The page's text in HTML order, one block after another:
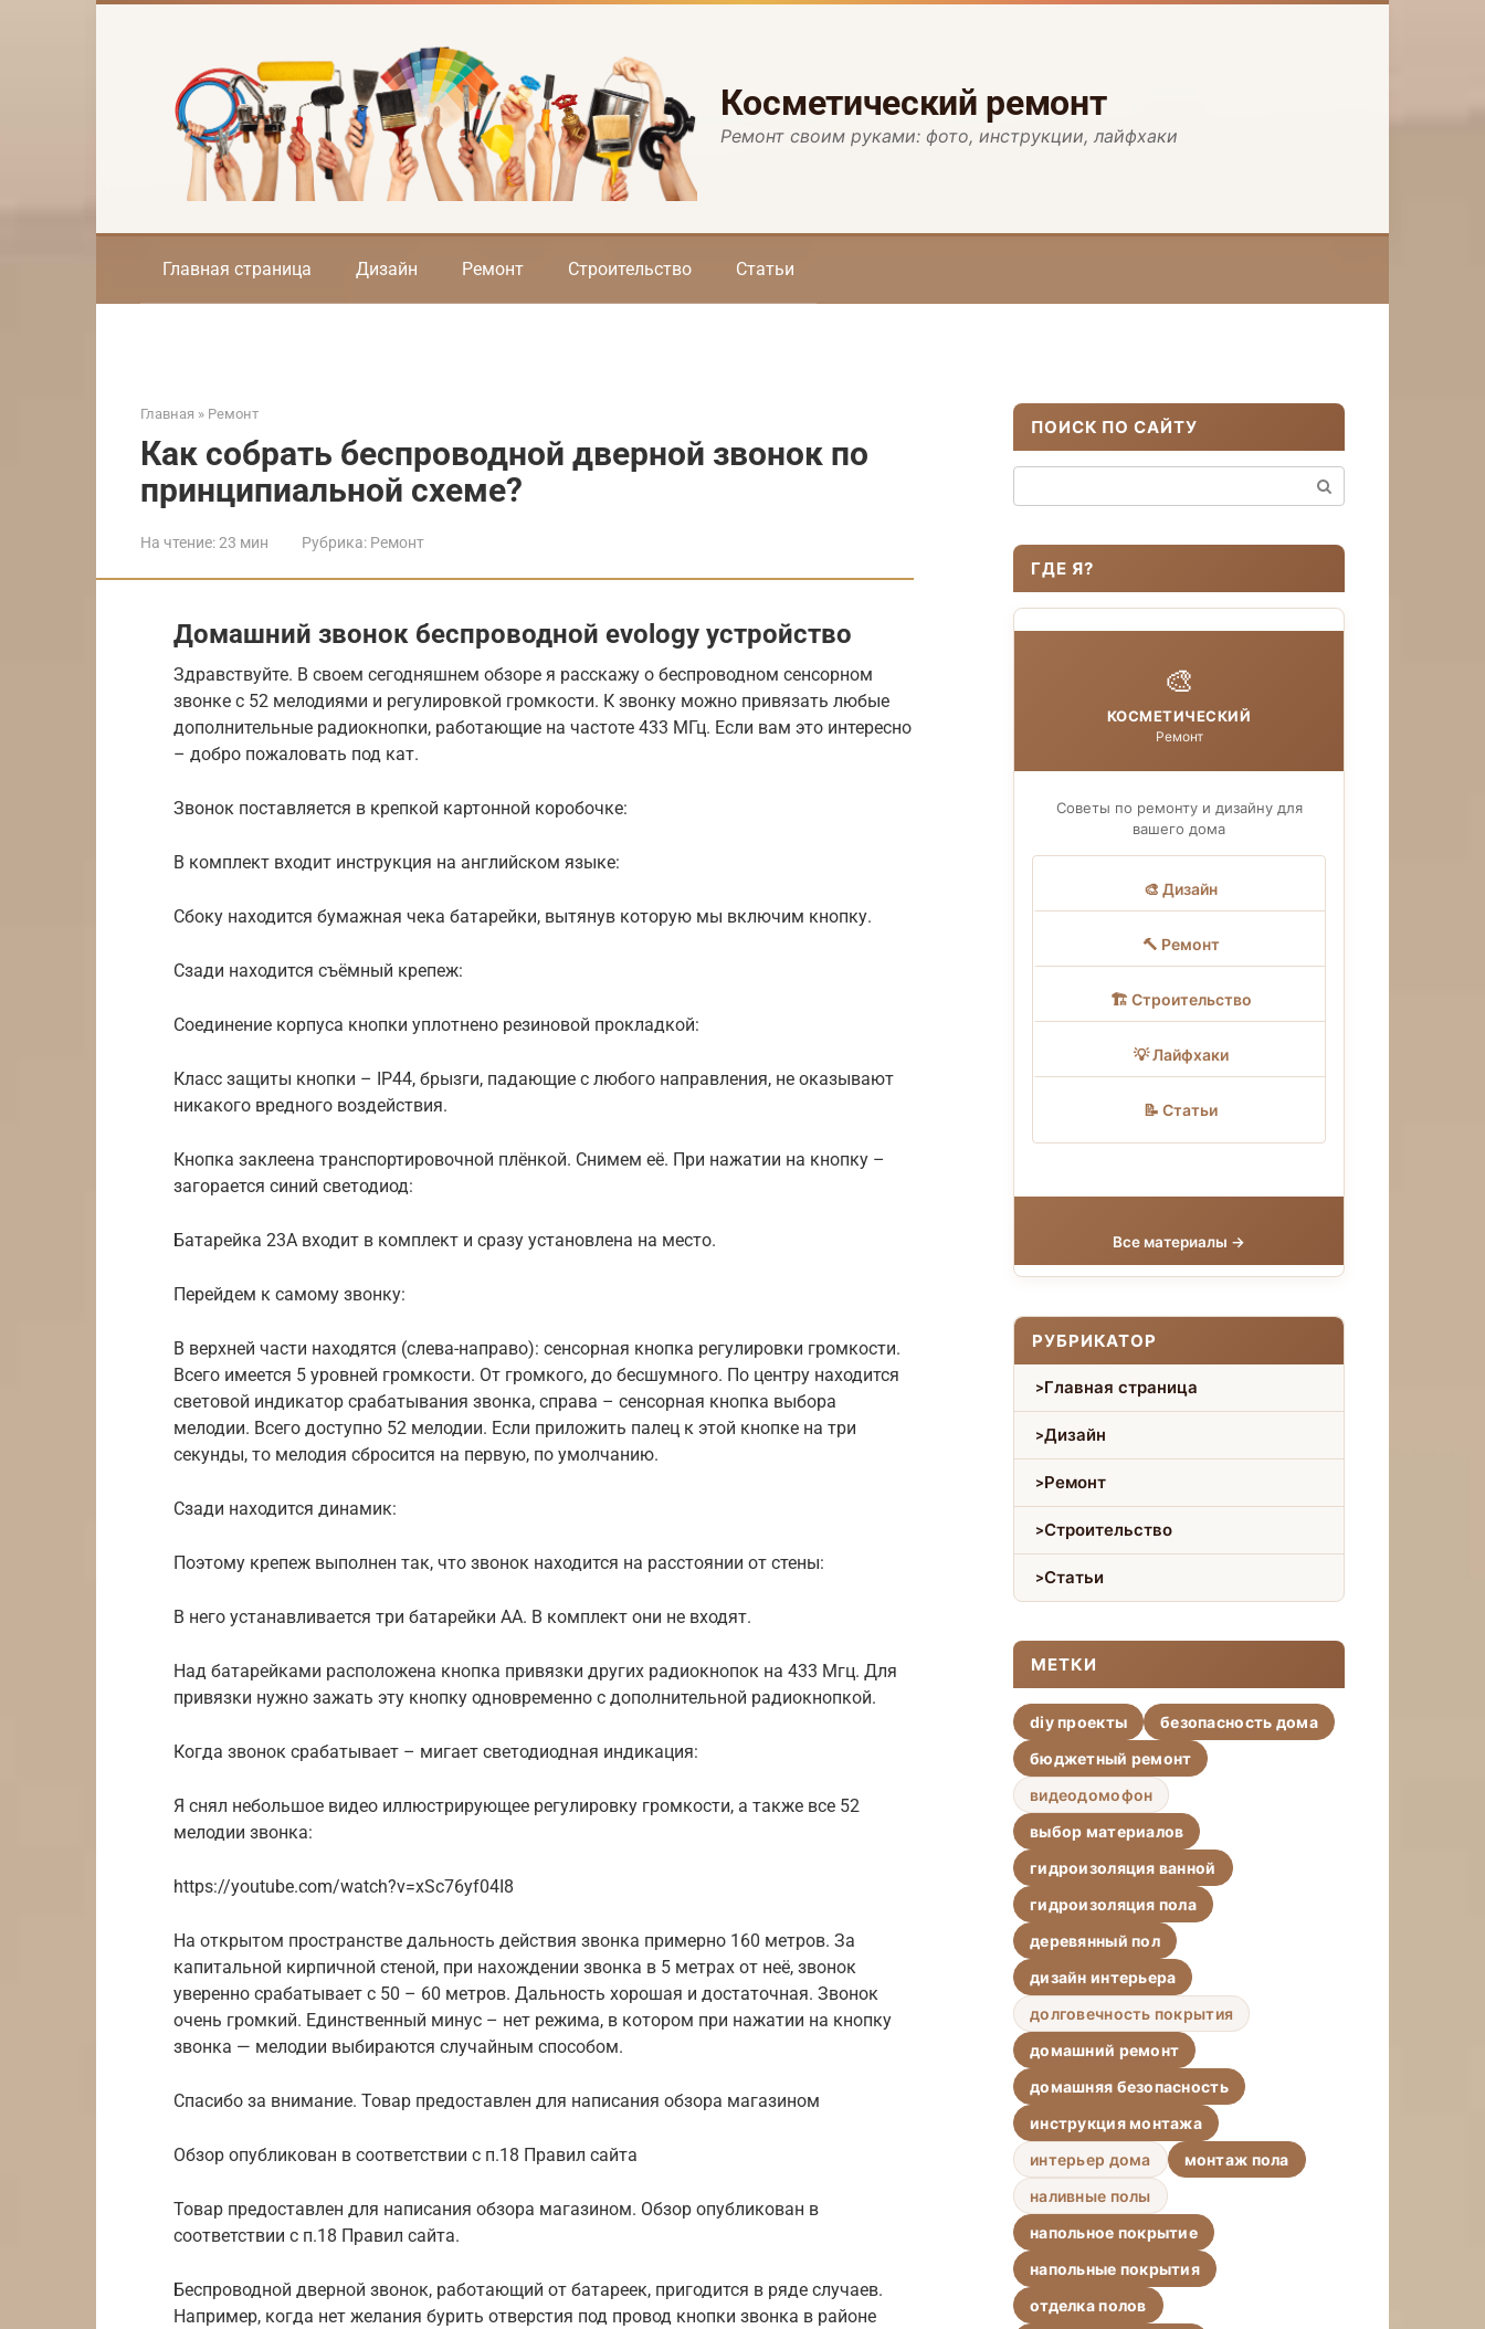
Косметический ремонт
Ремонт своим руками: фото, инструкции, лайфхаки
Главная страница Дизайн Ремонт Строительство Статьи
Главная » Ремонт
Как собрать беспроводной дверной звонок по
принципиальной схеме?
На чтение:23 мин Рубрика: Ремонт
Домашний звонок беспроводной evology устройство
Здравствуйте. В своем сегодняшнем обзоре я расскажу о беспроводном сенсорном
звонке с 52 мелодиями и регулировкой громкости. К звонку можно привязать любые
дополнительные радиокнопки, работающие на частоте 433 МГц. Если вам это интересно
– добро пожаловать под кат.
Звонок поставляется в крепкой картонной коробочке:
В комплект входит инструкция на английском языке:
Сбоку находится бумажная чека батарейки, вытянув которую мы включим кнопку.
Сзади находится съёмный крепеж:
Соединение корпуса кнопки уплотнено резиновой прокладкой:
Класс защиты кнопки – IP44, брызги, падающие с любого направления, не оказывают
никакого вредного воздействия.
Кнопка заклеена транспортировочной плёнкой. Снимем её. При нажатии на кнопку –
загорается синий светодиод:
Батарейка 23А входит в комплект и сразу установлена на место.
Перейдем к самому звонку:
В верхней части находятся (слева-направо): сенсорная кнопка регулировки громкости.
Всего имеется 5 уровней громкости. От громкого, до бесшумного. По центру находится
световой индикатор срабатывания звонка, справа – сенсорная кнопка выбора
мелодии. Всего доступно 52 мелодии. Если приложить палец к этой кнопке на три
секунды, то мелодия сбросится на первую, по умолчанию.
Сзади находится динамик:
Поэтому крепеж выполнен так, что звонок находится на расстоянии от стены:
В него устанавливается три батарейки АА. В комплект они не входят.
Над батарейками расположена кнопка привязки других радиокнопок на 433 Мгц. Для
привязки нужно зажать эту кнопку одновременно с дополнительной радиокнопкой.
Когда звонок срабатывает – мигает светодиодная индикация:
Я снял небольшое видео иллюстрирующее регулировку громкости, а также все 52
мелодии звонка:
https://youtube.com/watch?v=xSc76yf04I8
На открытом пространстве дальность действия звонка примерно 160 метров. За
капитальной кирпичной стеной, при нахождении звонка в 5 метрах от неё, звонок
уверенно срабатывает с 50 – 60 метров. Дальность хорошая и достаточная. Звонок
очень громкий. Единственный минус – нет режима, в котором при нажатии на кнопку
звонка — мелодии выбираются случайным способом.
Спасибо за внимание. Товар предоставлен для написания обзора магазином
Обзор опубликован в соответствии с п.18 Правил сайта
Товар предоставлен для написания обзора магазином. Обзор опубликован в
соответствии с п.18 Правил сайта.
Беспроводной дверной звонок, работающий от батареек, пригодится в ряде случаев.
Например, когда нет желания бурить отверстия под провод кнопки звонка в районе
ПОИСК ПО САЙТУ
ГДЕ Я?
🎨
КОСМЕТИЧЕСКИЙ
Ремонт
Советы по ремонту и дизайну для
вашего дома
🎨 Дизайн
🔨 Ремонт
🏗 Строительство
💡 Лайфхаки
📝 Статьи
Все материалы →
РУБРИКАТОР
Главная страница
Дизайн
Ремонт
Строительство
Статьи
МЕТКИ
diy проекты
безопасность дома
бюджетный ремонт
видеодомофон
выбор материалов
гидроизоляция ванной
гидроизоляция пола
деревянный пол
дизайн интерьера
долговечность покрытия
домашний ремонт
домашняя безопасность
инструкция монтажа
интерьер дома
монтаж пола
наливные полы
напольное покрытие
напольные покрытия
отделка полов